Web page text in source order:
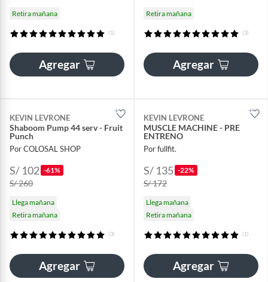
Retira mañana
(1)
Agregar
Retira mañana
(3)
Agregar
KEVIN LEVRONE
Shaboom Pump 44 serv - Fruit
Punch
Por COLOSAL SHOP
S/ 102 -61%
S/ 260
Llega mañana
Retira mañana
(3)
Agregar
KEVIN LEVRONE
MUSCLE MACHINE - PRE
ENTRENO
Por fullfit.
S/ 135 -22%
S/ 172
Llega mañana
Retira mañana
(1)
Agregar